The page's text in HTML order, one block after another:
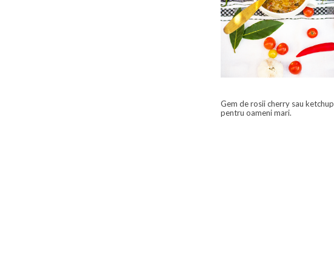
Gem de rosii cherry sau ketchup
pentru oameni mari.